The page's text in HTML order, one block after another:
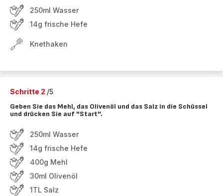
250ml Wasser
14g frische Hefe
Knethaken
Schritte 2 /5
Geben Sie das Mehl, das Olivenöl und das Salz in die Schüssel
und drücken Sie auf "Start".
250ml Wasser
14g frische Hefe
400g Mehl
30ml Olivenöl
1TL Salz